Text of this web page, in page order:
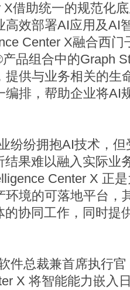
借助统一的规范化
高效部署AI应用及AI
Center X融合西
品组合中的Graph
提供与业务相关的生
编排，帮助企业将AI
纷拥抱AI技术，但
结果难以融入实际业
Center X 正
境的可落地平台，
协同工作，同时提
总裁兼首席执行官
X 将智能能力嵌入